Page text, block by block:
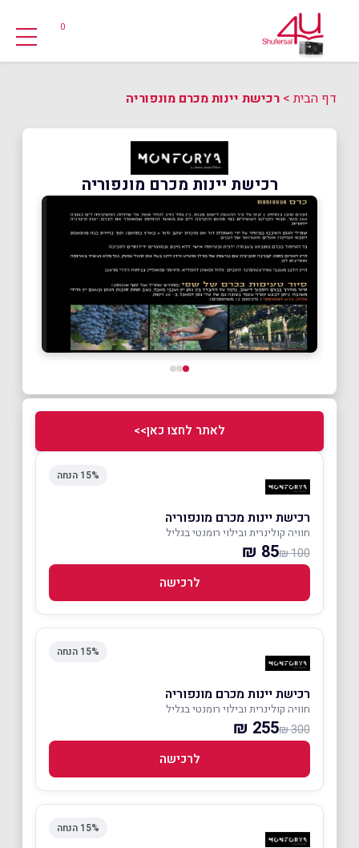
0
דף הבית> רכישת יינות מכרם מונפוריה
רכישת יינות מכרם מונפוריה
לאתר לחצו כאן>>
15% הנחה
רכישת יינות מכרם מונפוריה
חוויה קולינרית ובילוי רומנטי בגליל
100 ₪
85 ₪
לרכישה
15% הנחה
רכישת יינות מכרם מונפוריה
חוויה קולינרית ובילוי רומנטי בגליל
300 ₪
255 ₪
לרכישה
15% הנחה